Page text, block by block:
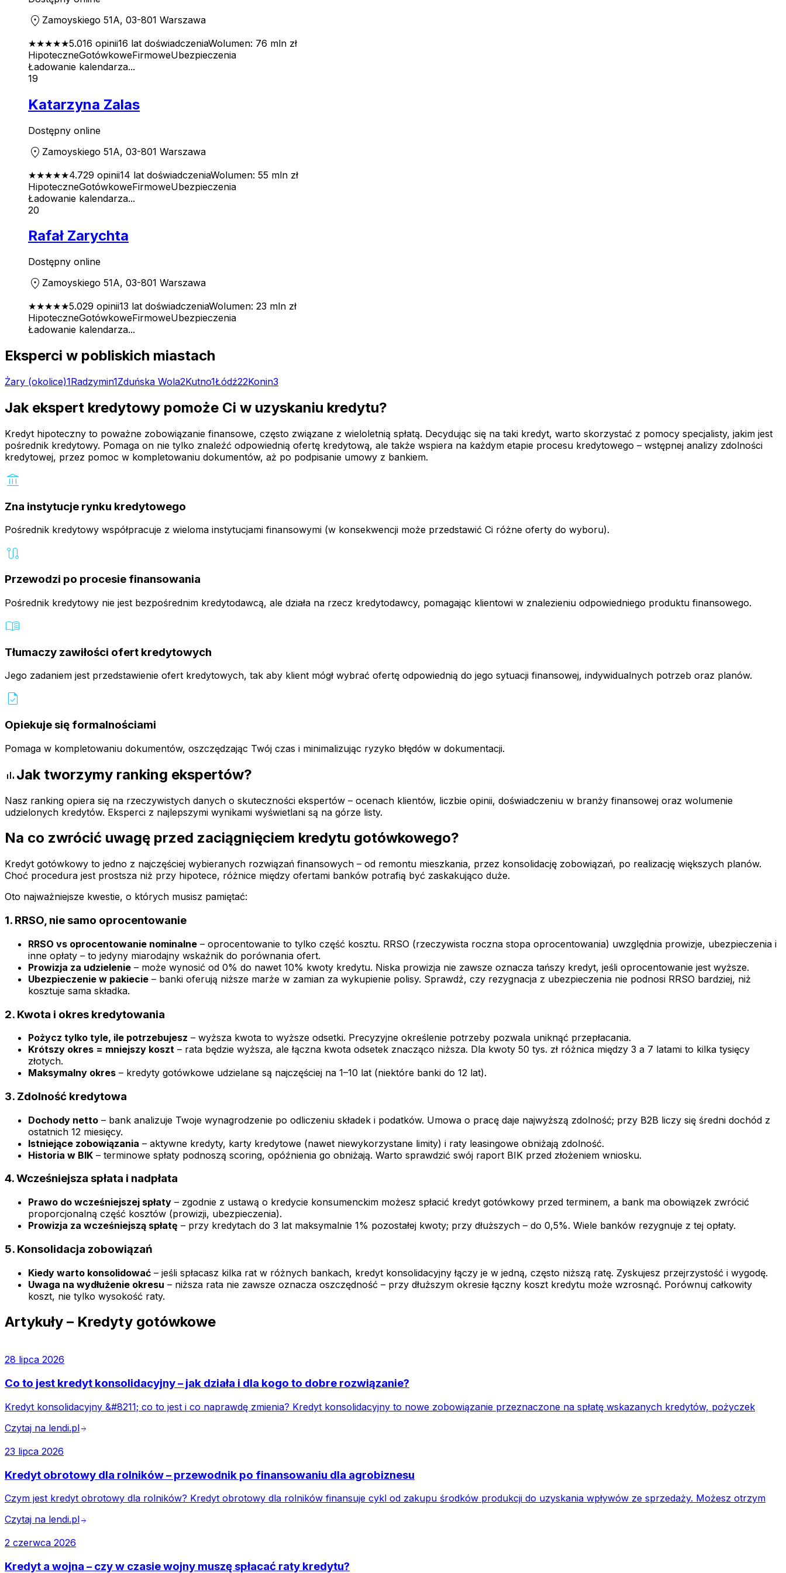
location_on Zamoyskiego 51A, 03-801 Warszawa
★★★★★5.016 opinii16 lat doświadczeniaWolumen: 76 mln zł
HipoteczneGotówkoweFirmoweUbezpieczenia
Ładowanie kalendarza...
19
Katarzyna Zalas
Dostępny online
location_on Zamoyskiego 51A, 03-801 Warszawa
★★★★★4.729 opinii14 lat doświadczeniaWolumen: 55 mln zł
HipoteczneGotówkoweFirmoweUbezpieczenia
Ładowanie kalendarza...
20
Rafał Zarychta
Dostępny online
location_on Zamoyskiego 51A, 03-801 Warszawa
★★★★★5.029 opinii13 lat doświadczeniaWolumen: 23 mln zł
HipoteczneGotówkoweFirmoweUbezpieczenia
Ładowanie kalendarza...
Eksperci w pobliskich miastach
Żary (okolice)1Radzymin1Zduńska Wola2Kutno1Łódź22Konin3
Jak ekspert kredytowy pomoże Ci w uzyskaniu kredytu?
Kredyt hipoteczny to poważne zobowiązanie finansowe, często związane z wieloletnią spłatą. Decydując się na taki kredyt, warto skorzystać z pomocy specjalisty, jakim jest
pośrednik kredytowy. Pomaga on nie tylko znaleźć odpowiednią ofertę kredytową, ale także wspiera na każdym etapie procesu kredytowego – wstępnej analizy zdolności
kredytowej, przez pomoc w kompletowaniu dokumentów, aż po podpisanie umowy z bankiem.
account_balance
Zna instytucje rynku kredytowego
Pośrednik kredytowy współpracuje z wieloma instytucjami finansowymi (w konsekwencji może przedstawić Ci różne oferty do wyboru).
route
Przewodzi po procesie finansowania
Pośrednik kredytowy nie jest bezpośrednim kredytodawcą, ale działa na rzecz kredytodawcy, pomagając klientowi w znalezieniu odpowiedniego produktu finansowego.
menu_book
Tłumaczy zawiłości ofert kredytowych
Jego zadaniem jest przedstawienie ofert kredytowych, tak aby klient mógł wybrać ofertę odpowiednią do jego sytuacji finansowej, indywidualnych potrzeb oraz planów.
task
Opiekuje się formalnościami
Pomaga w kompletowaniu dokumentów, oszczędzając Twój czas i minimalizując ryzyko błędów w dokumentacji.
bar_chart Jak tworzymy ranking ekspertów?
Nasz ranking opiera się na rzeczywistych danych o skuteczności ekspertów – ocenach klientów, liczbie opinii, doświadczeniu w branży finansowej oraz wolumenie
udzielonych kredytów. Eksperci z najlepszymi wynikami wyświetlani są na górze listy.
Na co zwrócić uwagę przed zaciągnięciem kredytu gotówkowego?
Kredyt gotówkowy to jedno z najczęściej wybieranych rozwiązań finansowych – od remontu mieszkania, przez konsolidację zobowiązań, po realizację większych planów.
Choć procedura jest prostsza niż przy hipotece, różnice między ofertami banków potrafią być zaskakująco duże.
Oto najważniejsze kwestie, o których musisz pamiętać:
1. RRSO, nie samo oprocentowanie
RRSO vs oprocentowanie nominalne – oprocentowanie to tylko część kosztu. RRSO (rzeczywista roczna stopa oprocentowania) uwzględnia prowizje, ubezpieczenia i
inne opłaty – to jedyny miarodajny wskaźnik do porównania ofert.
Prowizja za udzielenie – może wynosić od 0% do nawet 10% kwoty kredytu. Niska prowizja nie zawsze oznacza tańszy kredyt, jeśli oprocentowanie jest wyższe.
Ubezpieczenie w pakiecie – banki oferują niższe marże w zamian za wykupienie polisy. Sprawdź, czy rezygnacja z ubezpieczenia nie podnosi RRSO bardziej, niż
kosztuje sama składka.
2. Kwota i okres kredytowania
Pożycz tylko tyle, ile potrzebujesz – wyższa kwota to wyższe odsetki. Precyzyjne określenie potrzeby pozwala uniknąć przepłacania.
Krótszy okres = mniejszy koszt – rata będzie wyższa, ale łączna kwota odsetek znacząco niższa. Dla kwoty 50 tys. zł różnica między 3 a 7 latami to kilka tysięcy
złotych.
Maksymalny okres – kredyty gotówkowe udzielane są najczęściej na 1–10 lat (niektóre banki do 12 lat).
3. Zdolność kredytowa
Dochody netto – bank analizuje Twoje wynagrodzenie po odliczeniu składek i podatków. Umowa o pracę daje najwyższą zdolność; przy B2B liczy się średni dochód z
ostatnich 12 miesięcy.
Istniejące zobowiązania – aktywne kredyty, karty kredytowe (nawet niewykorzystane limity) i raty leasingowe obniżają zdolność.
Historia w BIK – terminowe spłaty podnoszą scoring, opóźnienia go obniżają. Warto sprawdzić swój raport BIK przed złożeniem wniosku.
4. Wcześniejsza spłata i nadpłata
Prawo do wcześniejszej spłaty – zgodnie z ustawą o kredycie konsumenckim możesz spłacić kredyt gotówkowy przed terminem, a bank ma obowiązek zwrócić
proporcjonalną część kosztów (prowizji, ubezpieczenia).
Prowizja za wcześniejszą spłatę – przy kredytach do 3 lat maksymalnie 1% pozostałej kwoty; przy dłuższych – do 0,5%. Wiele banków rezygnuje z tej opłaty.
5. Konsolidacja zobowiązań
Kiedy warto konsolidować – jeśli spłacasz kilka rat w różnych bankach, kredyt konsolidacyjny łączy je w jedną, często niższą ratę. Zyskujesz przejrzystość i wygodę.
Uwaga na wydłużenie okresu – niższa rata nie zawsze oznacza oszczędność – przy dłuższym okresie łączny koszt kredytu może wzrosnąć. Porównuj całkowity
koszt, nie tylko wysokość raty.
Artykuły – Kredyty gotówkowe
28 lipca 2026
Co to jest kredyt konsolidacyjny – jak działa i dla kogo to dobre rozwiązanie?
Kredyt konsolidacyjny &#8211; co to jest i co naprawdę zmienia? Kredyt konsolidacyjny to nowe zobowiązanie przeznaczone na spłatę wskazanych kredytów, pożyczek
Czytaj na lendi.plarrow_forward
23 lipca 2026
Kredyt obrotowy dla rolników – przewodnik po finansowaniu dla agrobiznesu
Czym jest kredyt obrotowy dla rolników? Kredyt obrotowy dla rolników finansuje cykl od zakupu środków produkcji do uzyskania wpływów ze sprzedaży. Możesz otrzym
Czytaj na lendi.plarrow_forward
2 czerwca 2026
Kredyt a wojna – czy w czasie wojny muszę spłacać raty kredytu?